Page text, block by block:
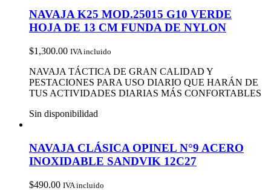
NAVAJA K25 MOD.25015 G10 VERDE
HOJA DE 13 CM FUNDA DE NYLON
$1,300.00 IVA incluido
NAVAJA TÁCTICA DE GRAN CALIDAD Y
PESTACIONES PARA USO DIARIO QUE HARÁN DE
TUS ACTIVIDADES DIARIAS MÁS CONFORTABLES
Sin disponibilidad
NAVAJA CLÁSICA OPINEL N°9 ACERO
INOXIDABLE SANDVIK 12C27
$490.00 IVA incluido